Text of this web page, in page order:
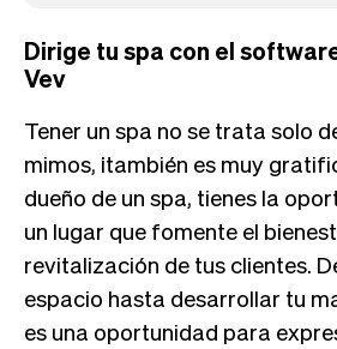
Dirige tu spa con el
Vev
Tener un spa no se trata solo
mimos, ¡también es muy
dueño de un spa, tienes la
un lugar que fomente el
revitalización de tus clientes.
espacio hasta desarrollar tu
es una oportunidad para